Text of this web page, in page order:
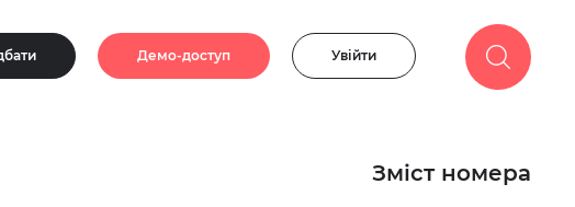
Демо-доступ Увійти
Зміст номера